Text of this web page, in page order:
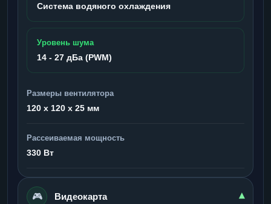
Система водяного охлаждения
Уровень шума
14 - 27 дБа (PWM)
Размеры вентилятора
120 x 120 x 25 мм
Рассеиваемая мощность
330 Вт
🎮 Видеокарта ▾